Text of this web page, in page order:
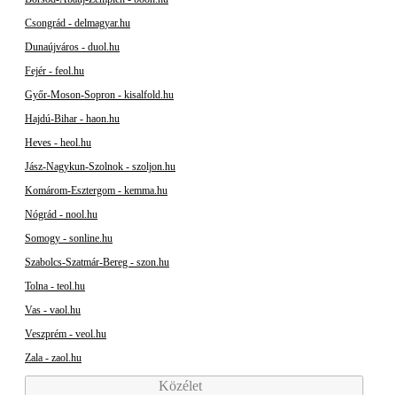
Csongrád - delmagyar.hu
Dunaújváros - duol.hu
Fejér - feol.hu
Győr-Moson-Sopron - kisalfold.hu
Hajdú-Bihar - haon.hu
Heves - heol.hu
Jász-Nagykun-Szolnok - szoljon.hu
Komárom-Esztergom - kemma.hu
Nógrád - nool.hu
Somogy - sonline.hu
Szabolcs-Szatmár-Bereg - szon.hu
Tolna - teol.hu
Vas - vaol.hu
Veszprém - veol.hu
Zala - zaol.hu
Közélet